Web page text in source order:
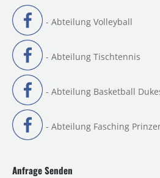
- Abteilung Volleyball
- Abteilung Tischtennis
- Abteilung Basketball
- Abteilung Fasching
Anfrage Senden